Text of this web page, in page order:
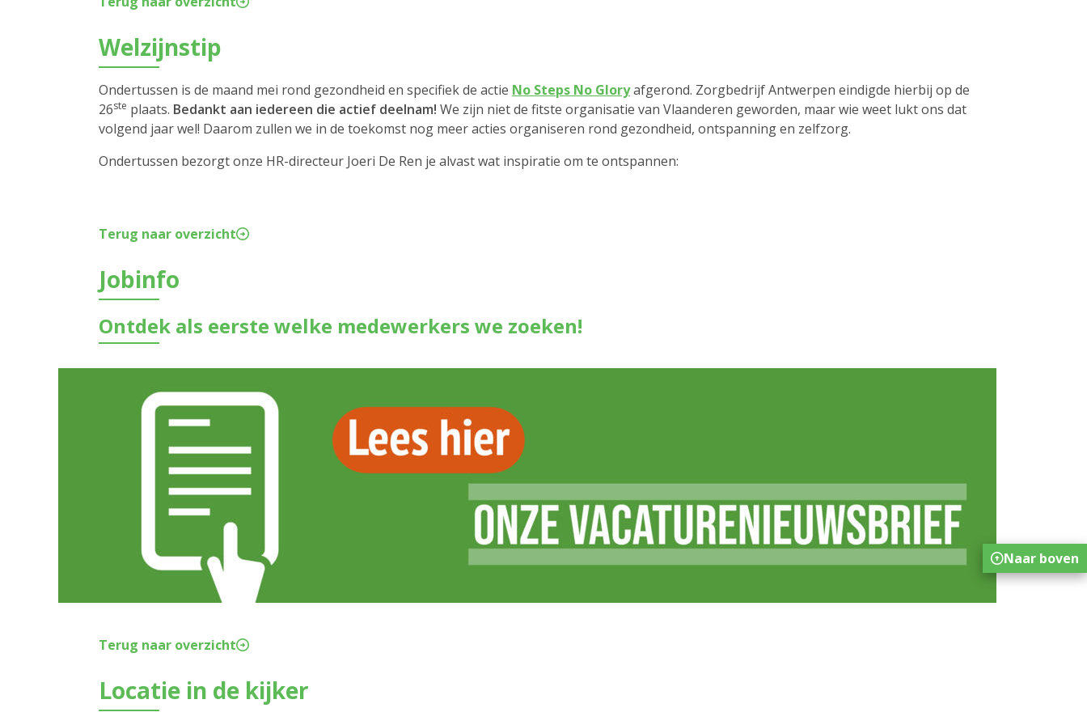
Welzijnstip
Ondertussen is de maand mei rond gezondheid en specifiek de actie No Steps No Gloryafgerond. Zorgbedrijf Antwerpen eindigde hierbij op de
26ste plaats. Bedankt aan iedereen die actief deelnam! We zijn niet de fitste organisatie van Vlaanderen geworden, maar wie weet lukt ons dat
volgend jaar wel! Daarom zullen we in de toekomst nog meer acties organiseren rond gezondheid, ontspanning en zelfzorg.
Ondertussen bezorgt onze HR-directeur Joeri De Ren je alvast wat inspiratie om te ontspannen:
Terug naar overzicht
Jobinfo
Ontdek als eerste welke medewerkers we zoeken!
Terug naar overzicht
Locatie in de kijker
Naar boven